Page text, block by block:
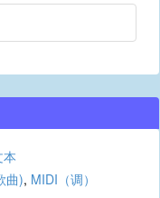
本
曲), MIDI（调）